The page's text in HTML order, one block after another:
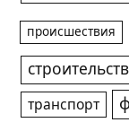
происшествия
транспорт